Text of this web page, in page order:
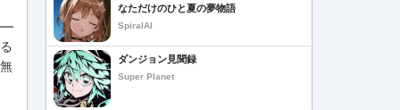
なただけのひと夏の夢物語
SpiralAI
ダンジョン見聞録
Super Planet